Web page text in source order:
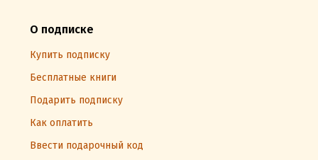
О подписке
Купить подписку
Бесплатные книги
Подарить подписку
Как оплатить
Ввести подарочный код